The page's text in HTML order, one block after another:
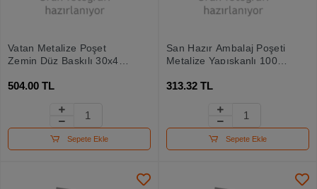
Vatan Metalize Poşet
Zemin Düz Baskılı 30x45
504.00 TL
Sepete Ekle
San Hazır Ambalaj Poşeti
Metalize Yapışkanlı 100
313.32 TL
Sepete Ekle